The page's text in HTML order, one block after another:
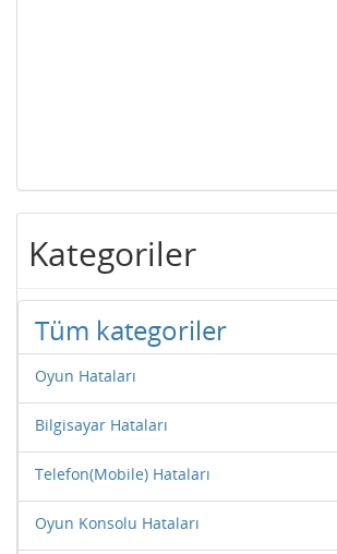
Kategoriler
Tüm kategoriler
Oyun Hataları
Bilgisayar Hataları
Telefon(Mobile) Hataları
Oyun Konsolu Hataları